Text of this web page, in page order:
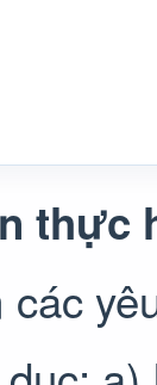
thực